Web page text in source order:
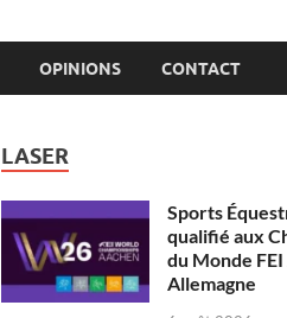
OPINIONS CONTACT
LASER
Sports
qualifié aux
du Monde
Allemagne